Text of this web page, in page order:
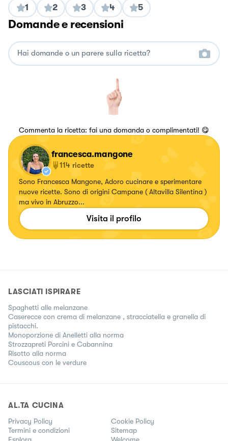
1 2 3 4 5
Domande e recensioni
Commenta la ricetta: fai una domanda o complimentati! 😋
francesca.mangone
114 ricette
Sono Francesca Mangone, Adoro cucinare e sperimentare
nuove ricette. Sono di origini Campane ( Altavilla Silentina )
ma vivo in Abruzzo...
Visita il profilo
LASCIATI ISPIRARE
Spaghetti alle melanzane
Caserecce con crema di melanzane , stracciatella e granella di
pistacchi.
Monoporzione di Anelletti alla norma
Strozzapreti Porcini e Cabannina
Risotto alla norma
Couscous con le verdure
AL.TA CUCINA
Privacy Policy
Cookie Policy
Termini e condizioni
Sitemap
Esplora
Welcome